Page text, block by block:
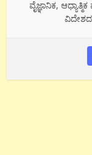
ವೈಜ್ಞಾನಿಕ,